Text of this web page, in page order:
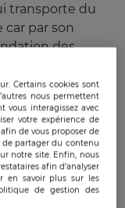
transporte du
car par son
des
Or, depuis une
marqué par un
au
France. Ce
intéressant de
acteur les
Certains cookies sont
nous permettent
vous interagissez avec
votre expérience de
de vous proposer de
partager du contenu
notre site. Enfin, nous
afin d’analyser
en savoir plus sur les
de gestion des